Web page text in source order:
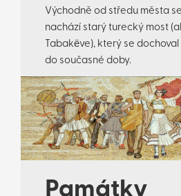
Východně od středu města
nachází starý turecký most
Tabakëve), který se dochoval
do současné doby.
Památky